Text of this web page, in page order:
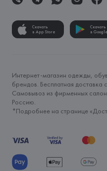
Скачать
в App Store
Скачать
в
Интернет-магазин одежды,
брендов. Бесплатная
Самовывоз из фирменных
Россию.
*Подробнее на странице «